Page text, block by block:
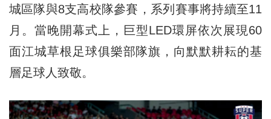
城區隊與8支高校隊參賽，系列賽事將持續至11
月。當晚開幕式上，巨型LED環屏依次展現60
面江城草根足球俱樂部隊旗，向默默耕耘的基
層足球人致敬。